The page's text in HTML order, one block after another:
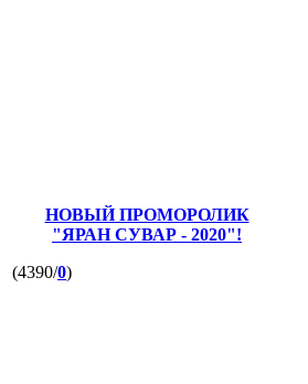
НОВЫЙ ПРОМОРОЛИК
"ЯРАН СУВАР - 2020"!
(4390/0)